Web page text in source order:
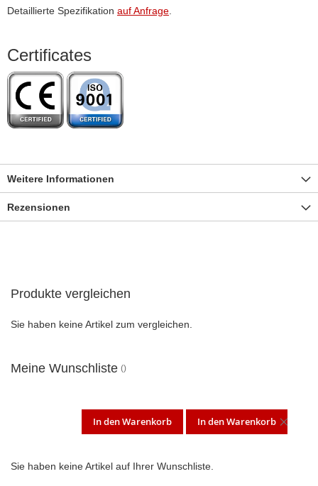
Detaillierte Spezifikation auf Anfrage.
Certificates
Weitere Informationen
Rezensionen
Produkte vergleichen
Sie haben keine Artikel zum vergleichen.
Meine Wunschliste
In den Warenkorb In den Warenkorb
Sie haben keine Artikel auf Ihrer Wunschliste.